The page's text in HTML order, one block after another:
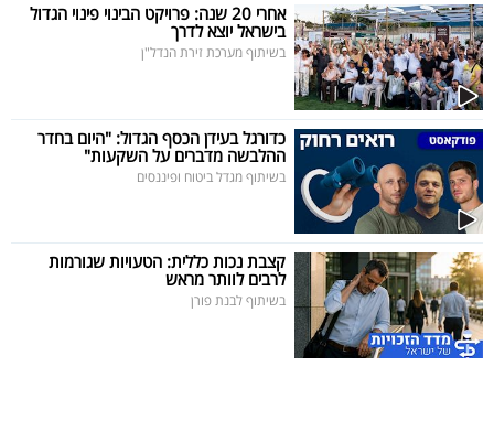
אחרי 20 שנה: פרויקט הבינוי פינוי הגדול
בישראל יוצא לדרך
בשיתוף מערכת זירת הנדל"ן
כדורגל בעידן הכסף הגדול: "היום בחדר
ההלבשה מדברים על השקעות"
בשיתוף מגדל ביטוח ופיננסים
קצבת נכות כללית: הטעויות שגורמות
לרבים לוותר מראש
בשיתוף לבנת פורן